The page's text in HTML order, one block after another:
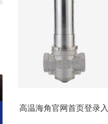
高温海角官网首页登录入